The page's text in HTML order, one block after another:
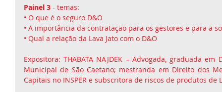
Painel 3 - temas:
• O que é o seguro D&O
• A importância da contratação para os gestores e para a
• Qual a relação da Lava Jato com o D&O
Expositora: THABATA NAJDEK – Advogada, graduada
Municipal de São Caetano; mestranda em Direito dos
Capitais no INSPER e subscritora de riscos de produtos de